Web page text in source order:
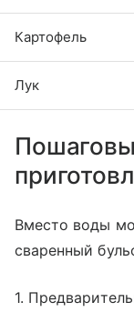
Картофель
Лук
Вместо воды
сваренный
1.